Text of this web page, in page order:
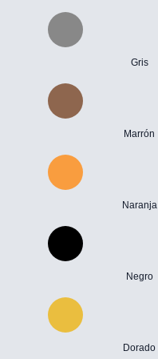
Gris
Marrón
Naranja
Negro
Dorado